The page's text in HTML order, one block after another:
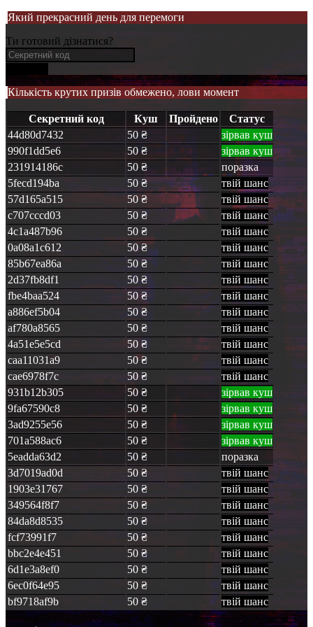
Який прекрасний день для перемоги
Ти готовий дізнатися?
Кількість крутих призів обмежено, лови момент
Секретний код Куш Пройдено
Статус
44d80d7432
50 ₴
зірвав куш
990f1dd5e6
50 ₴
зірвав куш
231914186c
50 ₴
поразка
5fecd194ba
50 ₴
твій шанс
57d165a515
50 ₴
твій шанс
c707cccd03
50 ₴
твій шанс
4c1a487b96
50 ₴
твій шанс
0a08a1c612
50 ₴
твій шанс
85b67ea86a
50 ₴
твій шанс
2d37fb8df1
50 ₴
твій шанс
fbe4baa524
50 ₴
твій шанс
a886ef5b04
50 ₴
твій шанс
af780a8565
50 ₴
твій шанс
4a51e5e5cd
50 ₴
твій шанс
caa11031a9
50 ₴
твій шанс
cae6978f7c
50 ₴
твій шанс
931b12b305
50 ₴
зірвав куш
9fa67590c8
50 ₴
зірвав куш
3ad9255e56
50 ₴
зірвав куш
701a588ac6
50 ₴
зірвав куш
5eadda63d2
50 ₴
поразка
3d7019ad0d
50 ₴
твій шанс
1903e31767
50 ₴
твій шанс
349564f8f7
50 ₴
твій шанс
84da8d8535
50 ₴
твій шанс
fcf73991f7
50 ₴
твій шанс
bbc2e4e451
50 ₴
твій шанс
6d1e3a8ef0
50 ₴
твій шанс
6ec0f64e95
50 ₴
твій шанс
bf9718af9b
50 ₴ твій шанс